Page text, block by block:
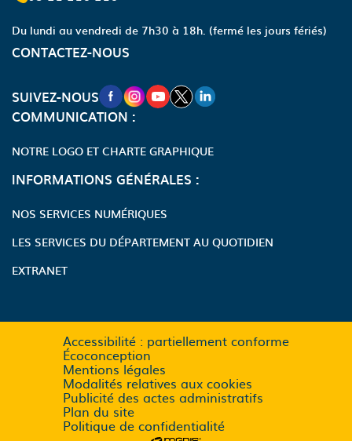
Du lundi au vendredi de 7h30 à 18h. (fermé les jours fériés)
CONTACTEZ-NOUS
SUIVEZ-NOUSNOUVELLE FENÊTRE VERS LA PAGE
NOUVELLE FENÊTRE VERS LA
NOUVELLE FENÊTRE VERS LA
NOUVELLE FENÊTRE VERS
NOUVELLE FENÊTRE
COMMUNICATION :
NOTRE LOGO ET CHARTE GRAPHIQUE
INFORMATIONS GÉNÉRALES :
NOS SERVICES NUMÉRIQUES
LES SERVICES DU DÉPARTEMENT AU QUOTIDIEN
EXTRANET
Accessibilité : partiellement conforme
Écoconception
Mentions légales
Modalités relatives aux cookies
Publicité des actes administratifs
Plan du site
Politique de confidentialité